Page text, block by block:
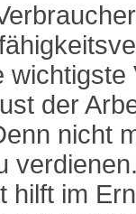
wichtigste
der
nicht
hilft im